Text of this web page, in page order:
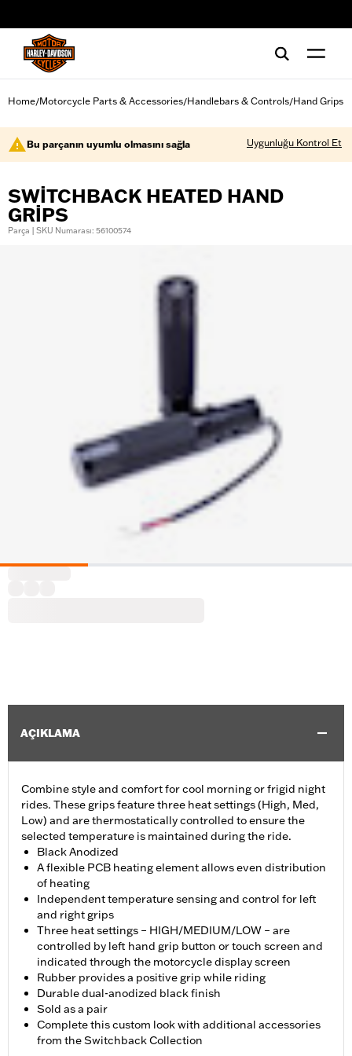
Home/Motorcycle Parts & Accessories/Handlebars & Controls/Hand Grips
Bu parçanın uyumlu olmasını sağla Uygunluğu Kontrol Et
SWITCHBACK HEATED HAND
GRIPS
Parça | SKU Numarası: 56100574
AÇIKLAMA
Combine style and comfort for cool morning or frigid night
rides. These grips feature three heat settings (High, Med,
Low) and are thermostatically controlled to ensure the
selected temperature is maintained during the ride.
Black Anodized
A flexible PCB heating element allows even distribution
of heating
Independent temperature sensing and control for left
and right grips
Three heat settings – HIGH/MEDIUM/LOW – are
controlled by left hand grip button or touch screen and
indicated through the motorcycle display screen
Rubber provides a positive grip while riding
Durable dual-anodized black finish
Sold as a pair
Complete this custom look with additional accessories
from the Switchback Collection